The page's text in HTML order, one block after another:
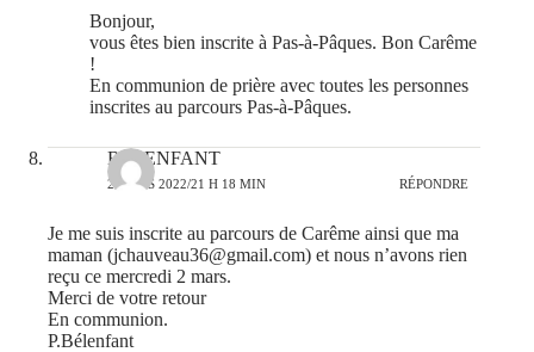
Bonjour,
vous êtes bien inscrite à Pas-à-Pâques. Bon Carême
!
En communion de prière avec toutes les personnes
inscrites au parcours Pas-à-Pâques.
BELENFANT
2 MARS 2022/21 H 18 MIN RÉPONDRE
Je me suis inscrite au parcours de Carême ainsi que ma
maman (jchauveau36@gmail.com) et nous n’avons rien
reçu ce mercredi 2 mars.
Merci de votre retour
En communion.
P.Bélenfant